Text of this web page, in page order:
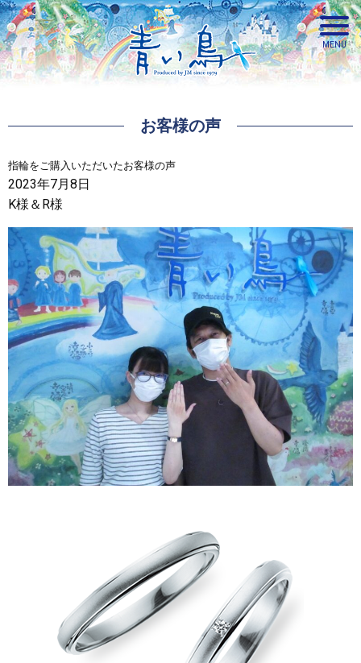
お客様の声
指輪をご購入いただいたお客様の声
2023年7月8日
K様＆R様